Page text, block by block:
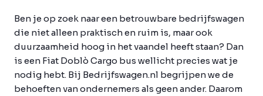
Ben je op zoek naar een betrouwbare bedrijfswagen
die niet alleen praktisch en ruim is, maar ook
duurzaamheid hoog in het vaandel heeft staan? Dan
is een Fiat Doblò Cargo bus wellicht precies wat je
nodig hebt. Bij Bedrijfswagen.nl begrijpen we de
behoeften van ondernemers als geen ander. Daarom